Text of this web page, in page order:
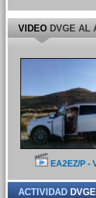
VIDEODVGE AL
EA2EZ/P -
ACTIVIDAD